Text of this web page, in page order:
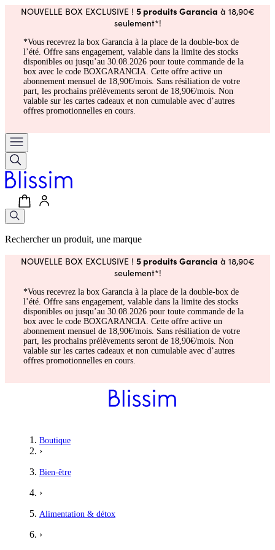
NOUVELLE BOX EXCLUSIVE ! 5 produits Garancia à 18,90€
seulement*!
*Vous recevrez la box Garancia à la place de la double-box de
l’été. Offre sans engagement, valable dans la limite des stocks
disponibles ou jusqu’au 30.08.2026 pour toute commande de la
box avec le code BOXGARANCIA. Cette offre active un
abonnement mensuel de 18,90€/mois. Sans résiliation de votre
part, les prochains prélèvements seront de 18,90€/mois. Non
valable sur les cartes cadeaux et non cumulable avec d’autres
offres promotionnelles en cours.
Rechercher un produit, une marque
NOUVELLE BOX EXCLUSIVE ! 5 produits Garancia à 18,90€
seulement*!
*Vous recevrez la box Garancia à la place de la double-box de
l’été. Offre sans engagement, valable dans la limite des stocks
disponibles ou jusqu’au 30.08.2026 pour toute commande de la
box avec le code BOXGARANCIA. Cette offre active un
abonnement mensuel de 18,90€/mois. Sans résiliation de votre
part, les prochains prélèvements seront de 18,90€/mois. Non
valable sur les cartes cadeaux et non cumulable avec d’autres
offres promotionnelles en cours.
Diana
Boutique
›
Bien-être
›
Alimentation & détox
›